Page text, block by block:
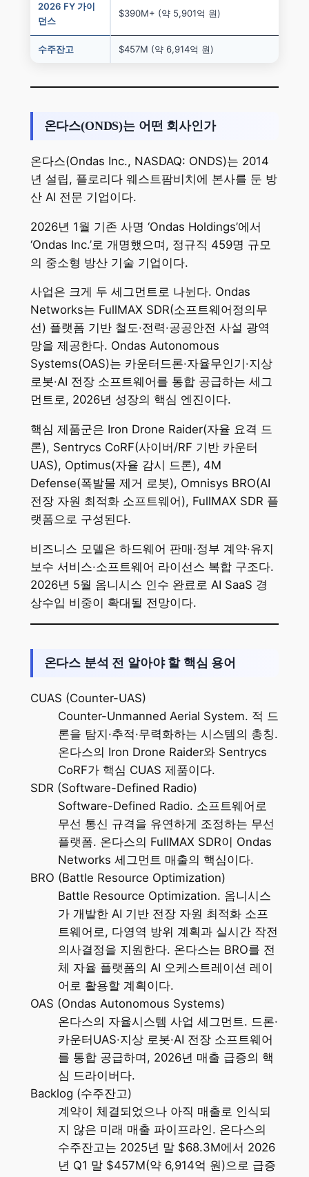
2026 FY 가이
던스
$390M+ (약 5,901억 원)
수주잔고 $457M (약 6,914억 원)
온다스(ONDS)는 어떤 회사인가
온다스(Ondas Inc., NASDAQ: ONDS)는 2014
년 설립, 플로리다 웨스트팜비치에 본사를 둔 방
산 AI 전문 기업이다.
2026년 1월 기존 사명 ‘Ondas Holdings’에서
‘Ondas Inc.’로 개명했으며, 정규직 459명 규모
의 중소형 방산 기술 기업이다.
사업은 크게 두 세그먼트로 나뉜다. Ondas
Networks는 FullMAX SDR(소프트웨어정의무
선) 플랫폼 기반 철도·전력·공공안전 사설 광역
망을 제공한다. Ondas Autonomous
Systems(OAS)는 카운터드론·자율무인기·지상
로봇·AI 전장 소프트웨어를 통합 공급하는 세그
먼트로, 2026년 성장의 핵심 엔진이다.
핵심 제품군은 Iron Drone Raider(자율 요격 드
론), Sentrycs CoRF(사이버/RF 기반 카운터
UAS), Optimus(자율 감시 드론), 4M
Defense(폭발물 제거 로봇), Omnisys BRO(AI
전장 자원 최적화 소프트웨어), FullMAX SDR 플
랫폼으로 구성된다.
비즈니스 모델은 하드웨어 판매·정부 계약·유지
보수 서비스·소프트웨어 라이선스 복합 구조다.
2026년 5월 옴니시스 인수 완료로 AI SaaS 경
상수입 비중이 확대될 전망이다.
온다스 분석 전 알아야 할 핵심 용어
CUAS (Counter-UAS)
Counter-Unmanned Aerial System. 적 드
론을 탐지·추적·무력화하는 시스템의 총칭.
온다스의 Iron Drone Raider와 Sentrycs
CoRF가 핵심 CUAS 제품이다.
SDR (Software-Defined Radio)
Software-Defined Radio. 소프트웨어로
무선 통신 규격을 유연하게 조정하는 무선
플랫폼. 온다스의 FullMAX SDR이 Ondas
Networks 세그먼트 매출의 핵심이다.
BRO (Battle Resource Optimization)
Battle Resource Optimization. 옴니시스
가 개발한 AI 기반 전장 자원 최적화 소프
트웨어로, 다영역 방위 계획과 실시간 작전
의사결정을 지원한다. 온다스는 BRO를 전
체 자율 플랫폼의 AI 오케스트레이션 레이
어로 활용할 계획이다.
OAS (Ondas Autonomous Systems)
온다스의 자율시스템 사업 세그먼트. 드론·
카운터UAS·지상 로봇·AI 전장 소프트웨어
를 통합 공급하며, 2026년 매출 급증의 핵
심 드라이버다.
Backlog (수주잔고)
계약이 체결되었으나 아직 매출로 인식되
지 않은 미래 매출 파이프라인. 온다스의
수주잔고는 2025년 말 $68.3M에서 2026
년 Q1 말 $457M(약 6,914억 원)으로 급증